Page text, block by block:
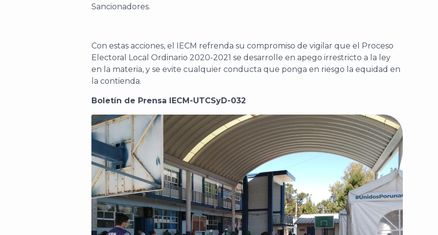
Sancionadores.
Con estas acciones, el IECM refrenda su compromiso de vigilar que el Proceso
Electoral Local Ordinario 2020-2021 se desarrolle en apego irrestricto a la ley
en la materia, y se evite cualquier conducta que ponga en riesgo la equidad en
la contienda.
Boletín de Prensa IECM-UTCSyD-032